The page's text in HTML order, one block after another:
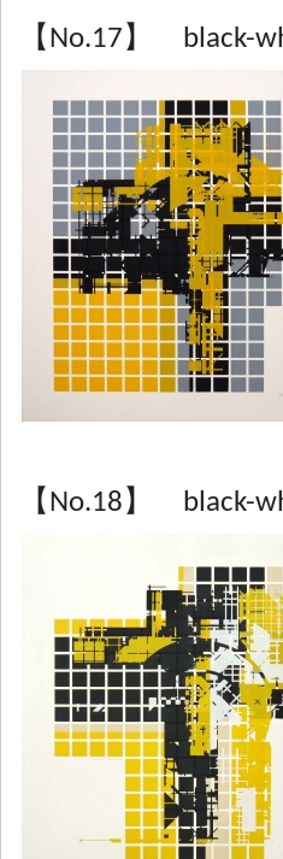
【No.17】 black-
【No.18】 black-